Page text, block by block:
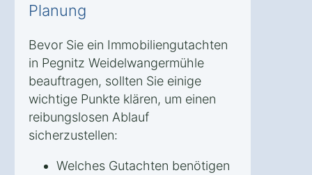
Planung
Bevor Sie ein Immobiliengutachten
in Pegnitz Weidelwangermühle
beauftragen, sollten Sie einige
wichtige Punkte klären, um einen
reibungslosen Ablauf
sicherzustellen:
Welches Gutachten benötigen